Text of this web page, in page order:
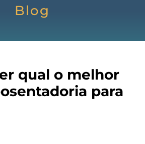
Blog
qual o melhor
para